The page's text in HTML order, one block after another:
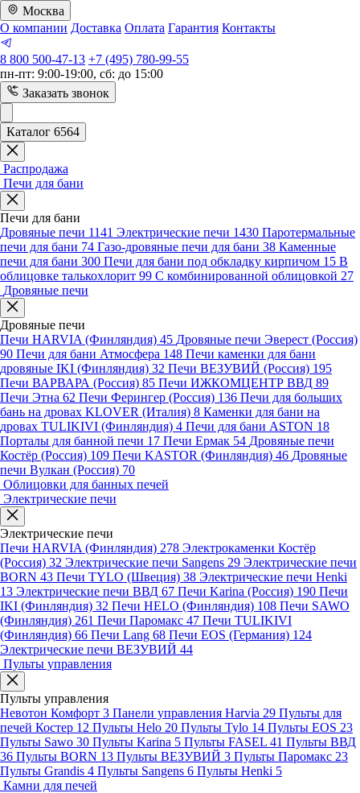
Москва
О компании Доставка Оплата Гарантия Контакты
8 800 500-47-13 +7 (495) 780-99-55
пн-пт: 9:00-19:00, сб: до 15:00
Заказать звонок
Каталог 6564
Распродажа
Печи для бани
Печи для бани
Дровяные печи 1141 Электрические печи 1430 Паротермальные
печи для бани 74 Газо-дровяные печи для бани 38 Каменные
печи для бани 300 Печи для бани под обкладку кирпичом 15 В
облицовке талькохлорит 99 С комбинированной облицовкой 27
Дровяные печи
Дровяные печи
Печи HARVIA (Финляндия) 45 Дровяные печи Эверест (Россия)
90 Печи для бани Атмосфера 148 Печи каменки для бани
дровяные IKI (Финляндия) 32 Печи ВЕЗУВИЙ (Россия) 195
Печи ВАРВАРА (Россия) 85 Печи ИЖКОМЦЕНТР ВВД 89
Печи Этна 62 Печи Ферингер (Россия) 136 Печи для больших
бань на дровах KLOVER (Италия) 8 Каменки для бани на
дровах TULIKIVI (Финляндия) 4 Печи для бани ASTON 18
Порталы для банной печи 17 Печи Ермак 54 Дровяные печи
Костёр (Россия) 109 Печи KASTOR (Финляндия) 46 Дровяные
печи Вулкан (Россия) 70
Облицовки для банных печей
Электрические печи
Электрические печи
Печи HARVIA (Финляндия) 278 Электрокаменки Костёр
(Россия) 32 Электрические печи Sangens 29 Электрические печи
BORN 43 Печи TYLO (Швеция) 38 Электрические печи Henki
13 Электрические печи ВВД 67 Печи Karina (Россия) 190 Печи
IKI (Финляндия) 32 Печи HELO (Финляндия) 108 Печи SAWO
(Финляндия) 261 Печи Паромакс 47 Печи TULIKIVI
(Финляндия) 66 Печи Lang 68 Печи EOS (Германия) 124
Электрические печи ВЕЗУВИЙ 44
Пульты управления
Пульты управления
Невотон Комфорт 3 Панели управления Harvia 29 Пульты для
печей Костер 12 Пульты Helo 20 Пульты Tylo 14 Пульты EOS 23
Пульты Sawo 30 Пульты Karina 5 Пульты FASEL 41 Пульты ВВД
36 Пульты BORN 13 Пульты ВЕЗУВИЙ 3 Пульты Паромакс 23
Пульты Grandis 4 Пульты Sangens 6 Пульты Henki 5
Камни для печей